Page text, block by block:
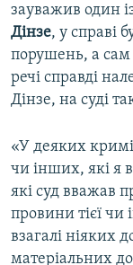
зауважив один
Дінзе, у справі
порушень, а сам
речі справді
Дінзе, на суді
«У деяких
чи інших, які я
які суд вважав
провини тієї
взагалі ніяких
матеріальних